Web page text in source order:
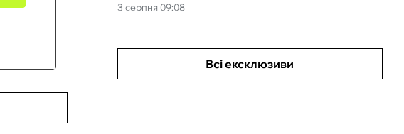
3 серпня 09:08
Всі ексклюзиви